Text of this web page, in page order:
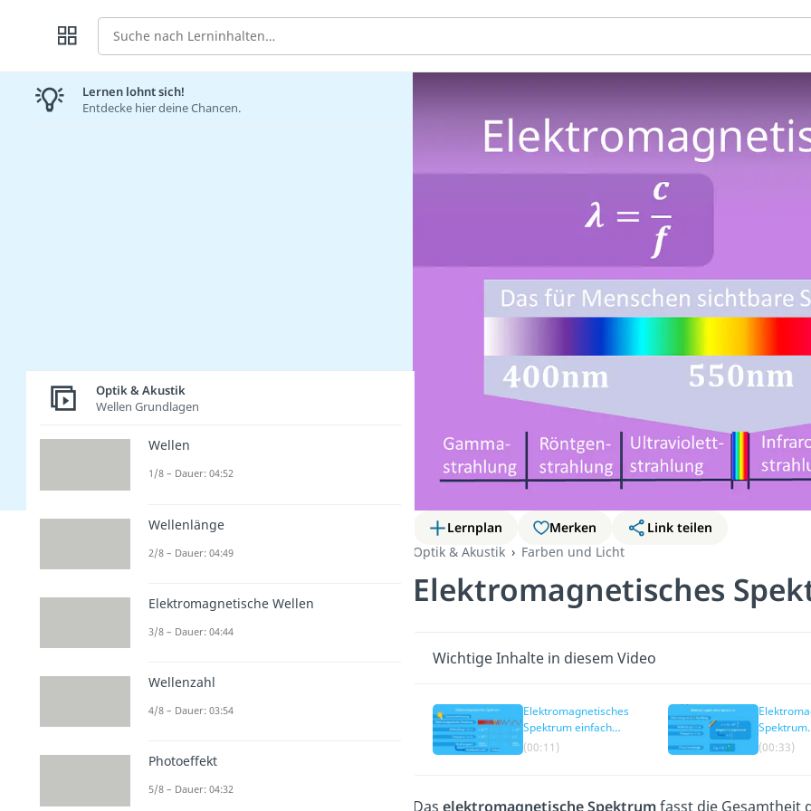
Suche
Lernplan Merken
Link teilen
Optik & Akustik
Farben und Licht
Elektromagnetisches
Wichtige Inhalte in diesem Video
Elektromagnetisches
Spektrum einfach
erklärt
(00:11)
Spektrum
(00:33)
Das elektromagnetische Spektrumfasst die Gesamtheit
Lernen lohnt sich!
Entdecke hier deine Chancen.
Optik & Akustik
Wellen Grundlagen
Wellen
1/8 – Dauer: 04:52
Wellenlänge
2/8 – Dauer: 04:49
Elektromagnetische Wellen
3/8 – Dauer: 04:44
Wellenzahl
4/8 – Dauer: 03:54
Photoeffekt
5/8 – Dauer: 04:32